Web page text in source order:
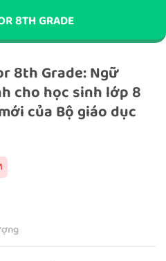
8TH GRADE
8th Grade: Ngữ
cho học sinh lớp 8
của Bộ giáo dục